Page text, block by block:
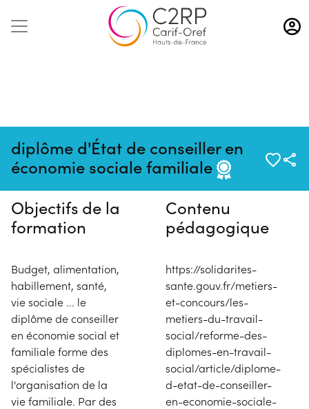
Aller
au
contenu
diplôme d'État de conseiller en
économie sociale familiale
Pas de session programmée en
ce moment
Objectifs de la
formation
Budget, alimentation,
habillement, santé,
vie sociale ... le
diplôme de conseiller
en économie social et
familiale forme des
spécialistes de
l'organisation de la
vie familiale. Par des
Contenu
pédagogique
https://solidarites-
sante.gouv.fr/metiers-
et-concours/les-
metiers-du-travail-
social/reforme-des-
diplomes-en-travail-
social/article/diplome-
d-etat-de-conseiller-
en-economie-sociale-